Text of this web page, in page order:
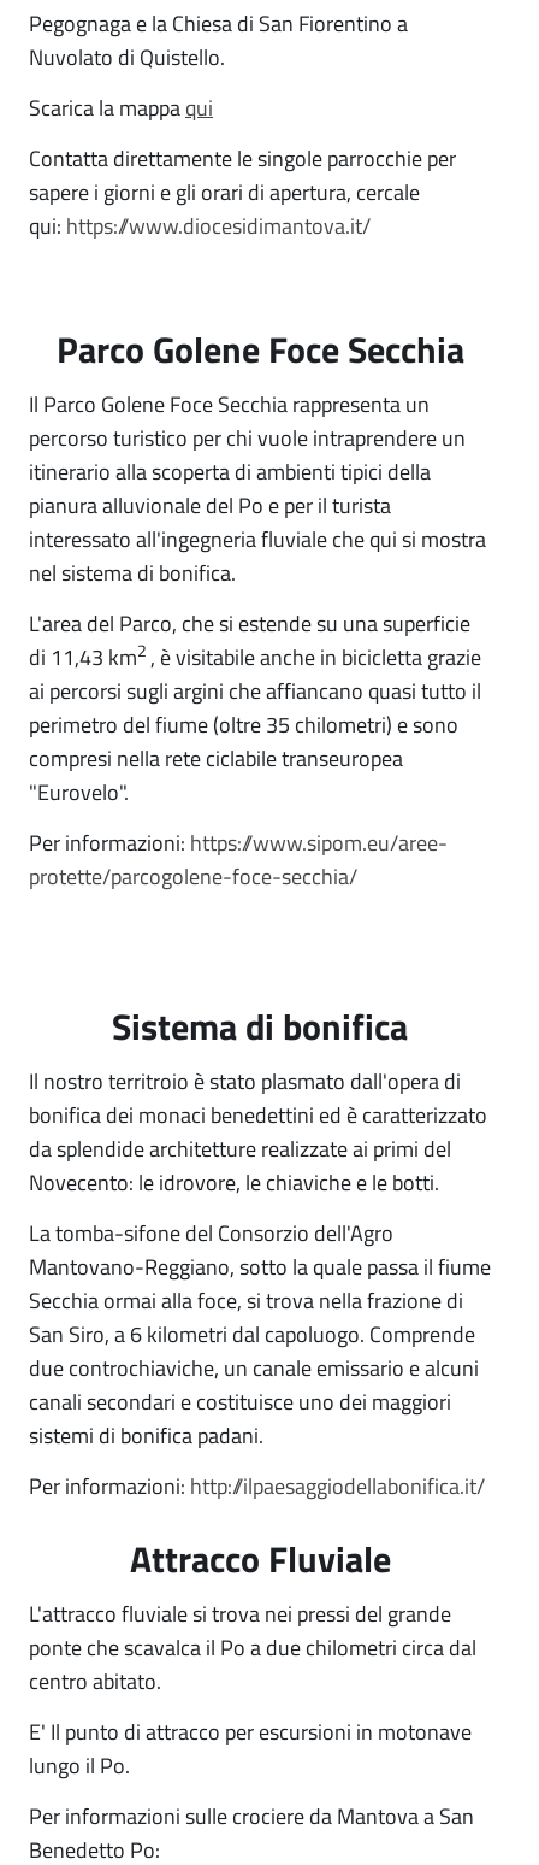
Pegognaga e la Chiesa di San Fiorentino a
Nuvolato di Quistello.
Scarica la mappaqui
Contatta direttamente le singole parrocchie per
sapere i giorni e gli orari di apertura, cercale
qui: https://www.diocesidimantova.it/
Parco Golene Foce Secchia
Il Parco Golene Foce Secchia rappresenta un
percorso turistico per chi vuole intraprendere un
itinerario alla scoperta di ambienti tipici della
pianura alluvionale del Po e per il turista
interessato all'ingegneria fluviale che qui si mostra
nel sistema di bonifica.
L'area del Parco, che si estende su una superficie
di 11,43 km2 , è visitabile anche in bicicletta grazie
ai percorsi sugli argini che affiancano quasi tutto il
perimetro del fiume (oltre 35 chilometri) e sono
compresi nella rete ciclabile transeuropea
"Eurovelo".
Per informazioni: https://www.sipom.eu/aree-
protette/parcogolene-foce-secchia/
Sistema di bonifica
Il nostro territroio è stato plasmato dall'opera di
bonifica dei monaci benedettini ed è caratterizzato
da splendide architetture realizzate ai primi del
Novecento: le idrovore, le chiaviche e le botti.
La tomba-sifone del Consorzio dell'Agro
Mantovano-Reggiano, sotto la quale passa il fiume
Secchia ormai alla foce, si trova nella frazione di
San Siro, a 6 kilometri dal capoluogo. Comprende
due controchiaviche, un canale emissario e alcuni
canali secondari e costituisce uno dei maggiori
sistemi di bonifica padani.
Per informazioni: http://ilpaesaggiodellabonifica.it/
Attracco Fluviale
L'attracco fluviale si trova nei pressi del grande
ponte che scavalca il Po a due chilometri circa dal
centro abitato.
E' Il punto di attracco per escursioni in motonave
lungo il Po.
Per informazioni sulle crociere da Mantova a San
Benedetto Po: